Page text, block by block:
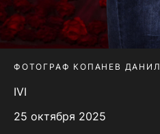
ФОТОГРАФ КОПАНЕВ ДАНИЛ
IVI
25 октября 2025